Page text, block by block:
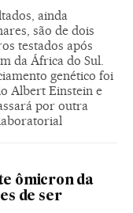
ainda
são de dois
testados após
da África do Sul.
genético foi
Albert Einstein e
por outra
ômicron da
de ser